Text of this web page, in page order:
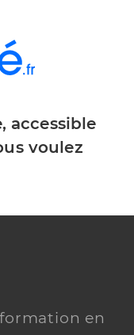
accessible
voulez
en